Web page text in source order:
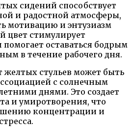
сидений способствует
и радостной атмосферы,
мотивацию и энтузиазм
цвет стимулирует
помогает оставаться бодрым
в течение рабочего дня.
желтых стульев может быть
с солнечным
днями. Это создает
и умиротворения, что
концентрации и